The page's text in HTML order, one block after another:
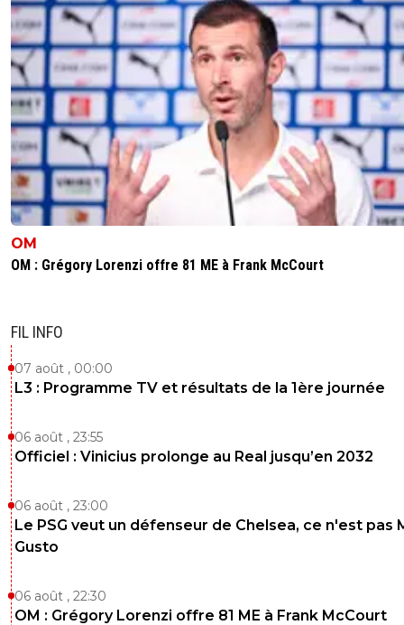
OM
OM : Grégory Lorenzi offre 81 ME à Frank McCourt
FIL INFO
07 août , 00:00
L3 : Programme TV et résultats de la 1ère journée
06 août , 23:55
Officiel : Vinicius prolonge au Real jusqu’en 2032
06 août , 23:00
Le PSG veut un défenseur de Chelsea, ce n'est pas
Gusto
06 août , 22:30
OM : Grégory Lorenzi offre 81 ME à Frank McCourt